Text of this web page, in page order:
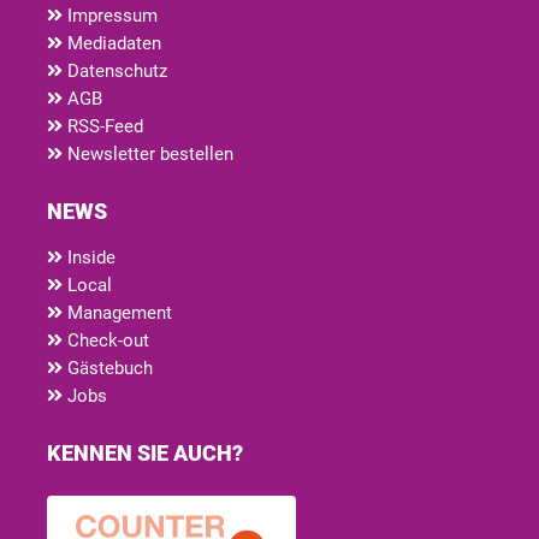
Impressum
Mediadaten
Datenschutz
AGB
RSS-Feed
Newsletter bestellen
NEWS
Inside
Local
Management
Check-out
Gästebuch
Jobs
KENNEN SIE AUCH?